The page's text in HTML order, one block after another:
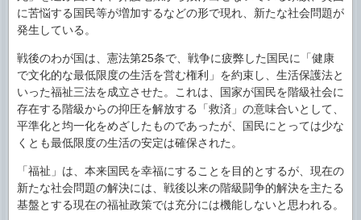
に苦悩する国民等が増加するなどの形で現れ、新たな社会問題が
発生している。
戦後のわが国は、憲法第25条で、戦争に疲弊した国民に「健康
で文化的な最低限度の生活を営む権利」を約束し、生活保護法と
いった福祉三法を成立させた。これは、国家が国民を階級社会に
存在する階級からの抑圧を解放する「救済」の意味合いとして、
平準化と均一化をめざしたものであったが、国民にとっては少な
くとも最低限度の生活の安定は確保された。
「福祉」は、本来国民を幸福にすることを目的とするが、現在の
新たな社会問題の解決には、戦後以来の階級闘争的解決を主たる
基盤とする現在の福祉政策では充分には機能しないと思われる。